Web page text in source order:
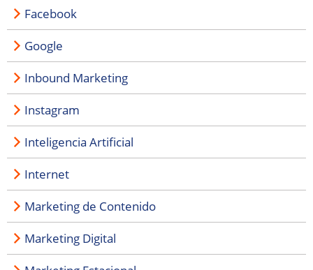
Facebook
Google
Inbound Marketing
Instagram
Inteligencia Artificial
Internet
Marketing de Contenido
Marketing Digital